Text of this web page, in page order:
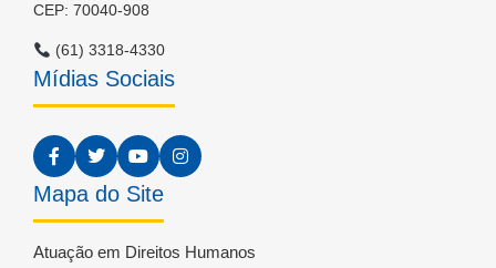
CEP: 70040-908
(61) 3318-4330
Mídias Sociais
Mapa do Site
Atuação em Direitos Humanos